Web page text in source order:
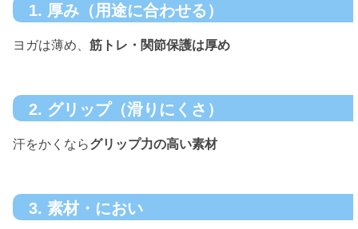
1. 厚み（用途に合わせる）
ヨガは薄め、 筋トレ・関節保護は厚め
2. グリップ（滑りにくさ）
汗をかくならグリップ力の高い素材
3. 素材・におい